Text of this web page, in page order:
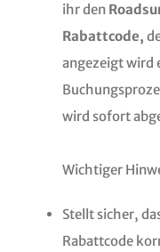
ihr den
Rabattcode,
angezeigt wird
wird sofort
Wichtiger
Stellt sicher,
Rabattcode